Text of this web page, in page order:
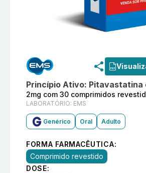
Princípio Ativo: Pitavastatina
2mg com 30 comprimidos
LABORATÓRIO: EMS
Genérico Oral Adulto
FORMA FARMACÊUTICA:
Comprimido revestido
DOSE: